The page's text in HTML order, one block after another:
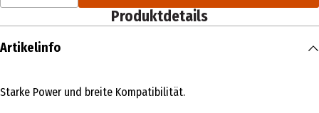
Produktdetails
Artikelinfo
Starke Power und breite Kompatibilität.